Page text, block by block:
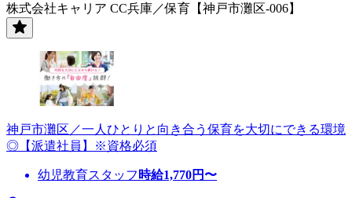
株式会社キャリア CC兵庫／保育【神戸市灘区-006】
神戸市灘区／一人ひとりと向き合う保育を大切にできる環境
◎【派遣社員】※資格必須
幼児教育スタッフ 時給1,770円〜